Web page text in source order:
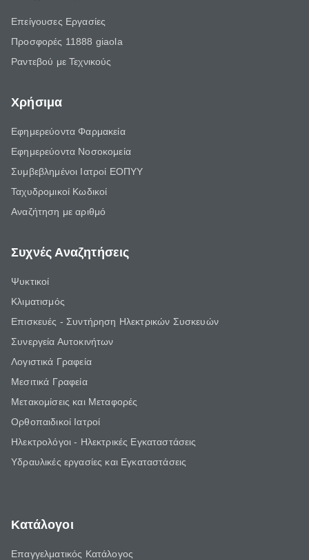
Επείγουσες Εργασίες
Προσφορές 11888 giaola
Ραντεβού με Τεχνικούς
Χρήσιμα
Εφημερεύοντα Φαρμακεία
Εφημερεύοντα Νοσοκομεία
Συμβεβλημένοι Ιατροί ΕΟΠΥΥ
Ταχυδρομικοί Κωδικοί
Αναζήτηση με αριθμό
Συχνές Αναζητήσεις
Ψυκτικοί
Κλιματισμός
Επισκευές - Συντήρηση Ηλεκτρικών Συσκευών
Συνεργεία Αυτοκινήτων
Λογιστικά Γραφεία
Μεσιτικά Γραφεία
Μετακομίσεις και Μεταφορές
Ορθοπαιδικοί Ιατροί
Ηλεκτρολόγοι - Ηλεκτρικές Εγκαταστάσεις
Υδραυλικές εργασίες και Εγκαταστάσεις
Κατάλογοι
Επαγγελματικός Κατάλογος